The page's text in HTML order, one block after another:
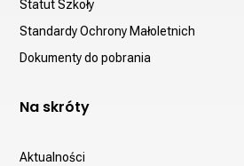
Statut Szkoły
Standardy Ochrony Małoletnich
Dokumenty do pobrania
Na skróty
Aktualności